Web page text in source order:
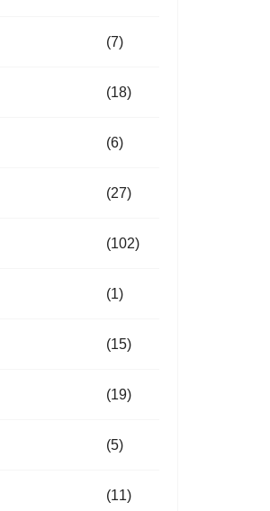
(7)
(18)
(6)
(27)
(102)
(1)
(15)
(19)
(5)
(11)